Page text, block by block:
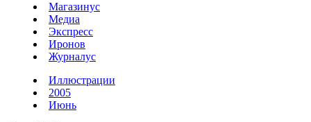
Магазинус
Медиа
Экспресс
Иронов
Журналус
Иллюстрации
2005
Июнь